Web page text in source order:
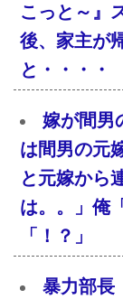
こっと～』
後、家主が
と・・・・
嫁が間男
は間男の元
と元嫁か
は。。」俺
「！？」
暴力部長